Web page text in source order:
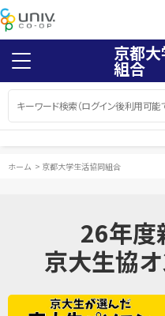
京都
組合
ホーム > 京都大学生活協同組合
26年度
京大生協オ